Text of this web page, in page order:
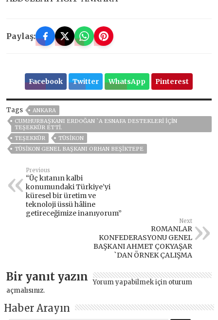
Paylaş:
Facebook Twitter WhatsApp Pinterest
Tags
ANKARA
CUMHURBAŞKANI ERDOĞAN `A ESNAFA DESTEKLERİ İÇİN
TEŞEKKÜR ETTİ.
TEŞEKKÜR
TÜSİKON
TÜSİKON GENEL BAŞKANI ORHAN BEŞİKTEPE
Previous
“Üç kıtanın kalbi
konumundaki Türkiye’yi
küresel bir üretim ve
teknoloji üssü hâline
getireceğimize inanıyorum”
Next
ROMANLAR
KONFEDERASYONU GENEL
BAŞKANI AHMET ÇOKYAŞAR
`DAN ÖRNEK ÇALIŞMA
Bir yanıt yazın Yorum yapabilmek için oturum
açmalısınız.
Haber Arayın